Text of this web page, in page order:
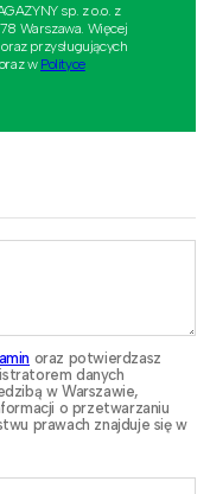
sp. z o.o. z
Warszawa. Więcej
przysługujących
w Polityce
oraz potwierdzasz
danych
w Warszawie,
o przetwarzaniu
prawach znajduje się w